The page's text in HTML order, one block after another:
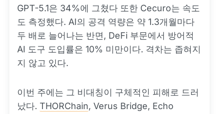
GPT-5.1은 34%에 그쳤다 또한 Cecuro는 속도
도 측정했다. AI의 공격 역량은 약 1.3개월마다
두 배로 늘어나는 반면, DeFi 부문에서 방어적
AI 도구 도입률은 10% 미만이다. 격차는 좁혀지
지 않고 있다.
이번 주에는 그 비대칭이 구체적인 피해로 드러
났다. THORChain, Verus Bridge, Echo